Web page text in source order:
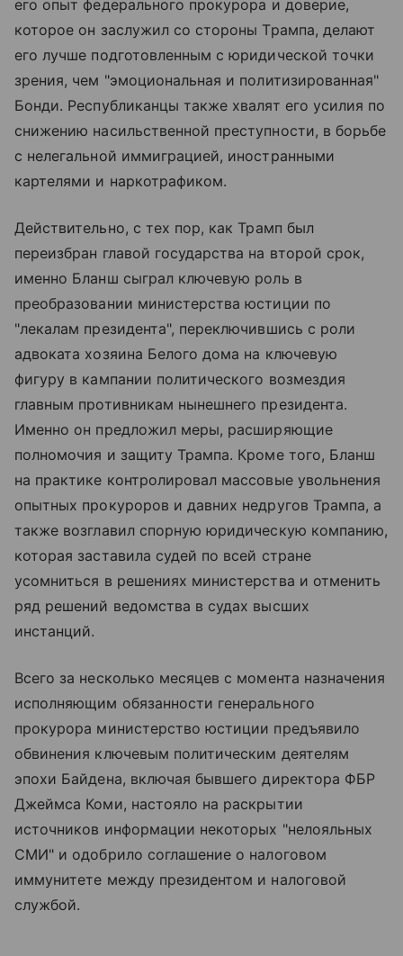
его опыт федерального прокурора и доверие,
которое он заслужил со стороны Трампа, делают
его лучше подготовленным с юридической точки
зрения, чем "эмоциональная и политизированная"
Бонди. Республиканцы также хвалят его усилия по
снижению насильственной преступности, в борьбе
с нелегальной иммиграцией, иностранными
картелями и наркотрафиком.
Действительно, с тех пор, как Трамп был
переизбран главой государства на второй срок,
именно Бланш сыграл ключевую роль в
преобразовании министерства юстиции по
"лекалам президента", переключившись с роли
адвоката хозяина Белого дома на ключевую
фигуру в кампании политического возмездия
главным противникам нынешнего президента.
Именно он предложил меры, расширяющие
полномочия и защиту Трампа. Кроме того, Бланш
на практике контролировал массовые увольнения
опытных прокуроров и давних недругов Трампа, а
также возглавил спорную юридическую компанию,
которая заставила судей по всей стране
усомниться в решениях министерства и отменить
ряд решений ведомства в судах высших
инстанций.
Всего за несколько месяцев с момента назначения
исполняющим обязанности генерального
прокурора министерство юстиции предъявило
обвинения ключевым политическим деятелям
эпохи Байдена, включая бывшего директора ФБР
Джеймса Коми, настояло на раскрытии
источников информации некоторых "нелояльных
СМИ" и одобрило соглашение о налоговом
иммунитете между президентом и налоговой
службой.